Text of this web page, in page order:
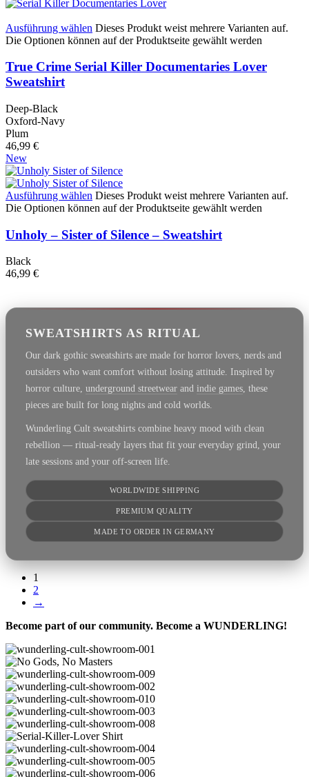
Ausführung wählen Dieses Produkt weist mehrere Varianten auf.
Die Optionen können auf der Produktseite gewählt werden
True Crime Serial Killer Documentaries Lover
Sweatshirt
Deep-Black
Oxford-Navy
Plum
46,99 €
New
Ausführung wählen Dieses Produkt weist mehrere Varianten auf.
Die Optionen können auf der Produktseite gewählt werden
Unholy – Sister of Silence – Sweatshirt
Black
46,99 €
SWEATSHIRTS AS RITUAL
Our dark gothic sweatshirts are made for horror lovers, nerds and
outsiders who want comfort without losing attitude. Inspired by
horror culture, underground streetwear and indie games, these
pieces are built for long nights and cold worlds.
Wunderling Cult sweatshirts combine heavy mood with clean
rebellion — ritual-ready layers that fit your everyday grind, your
late sessions and your off-screen life.
WORLDWIDE SHIPPING
PREMIUM QUALITY
MADE TO ORDER IN GERMANY
1
2
→
Become part of our community. Become a WUNDERLING!